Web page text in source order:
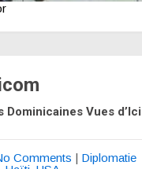
Dominicaines Vues
Comments | Diplomatie